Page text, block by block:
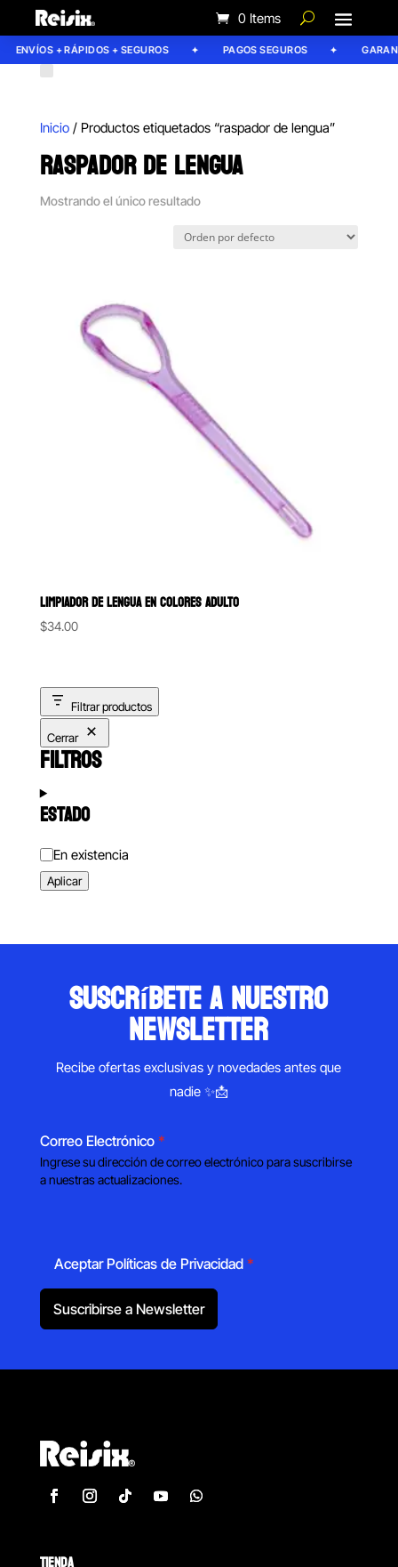
0 Items
ENVÍOS + RÁPIDOS + SEGUROS PAGOS SEGUROS
Inicio/ Productos etiquetados “raspador de lengua”
RASPADOR DE LENGUA
Mostrando el único resultado
LIMPIADOR DE LENGUA EN COLORES ADULTO
$34.00
Filtrar productos
Cerrar
FILTROS
ESTADO
Estado
En existencia
Aplicar
suscríbete a nuestro
newsletter
Recibe ofertas exclusivas y novedades antes que
nadie ✨📩
Correo Electrónico *
Ingrese su dirección de correo electrónico para suscribirse
a nuestras actualizaciones.
Aceptar Políticas de Privacidad *
Suscribirse a Newsletter
TIENDA